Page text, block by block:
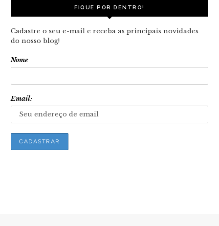
FIQUE POR DENTRO!
Cadastre o seu e-mail e receba as principais novidades
do nosso blog!
Nome
Email: